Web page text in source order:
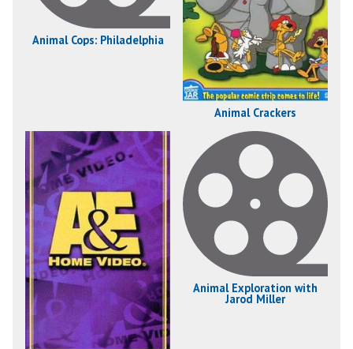
Animal Cops: Philadelphia
Animal Crackers
Animal Exploration with
Jarod Miller